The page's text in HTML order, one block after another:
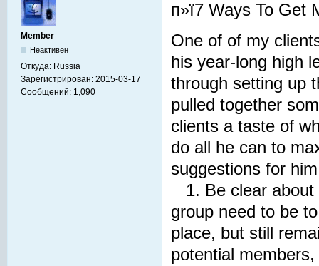
Member
Неактивен
Откуда: Russia
Зарегистрирован: 2015-03-17
Сообщений: 1,090
п»ї7 Ways To Get
One of of my
his year-long high
through setting up
pulled together
clients a taste of
do all he can to
suggestions for
1. Be clear about
group need to be
place, but still
potential